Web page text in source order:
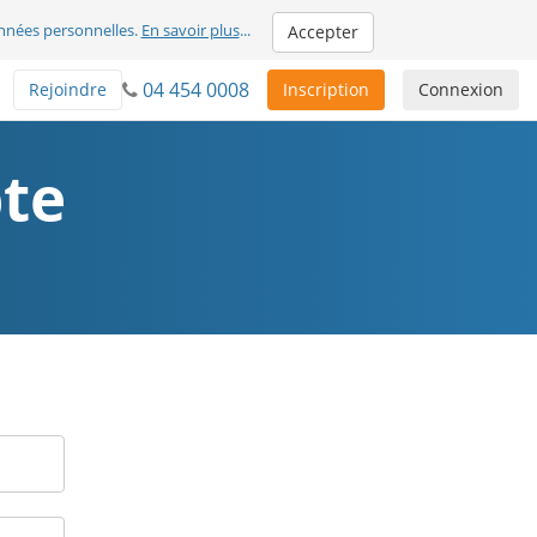
personnelles. En savoir plus... Accepter
Connexion
Inscription
04 454 0008
Rejoindre